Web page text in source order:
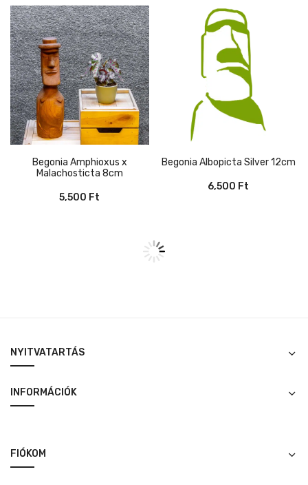
Begonia Amphioxus x
Malachosticta 8cm
5,500 Ft
Begonia Albopicta Silver 12cm
6,500 Ft
Begonia Dark Mambo 12cm